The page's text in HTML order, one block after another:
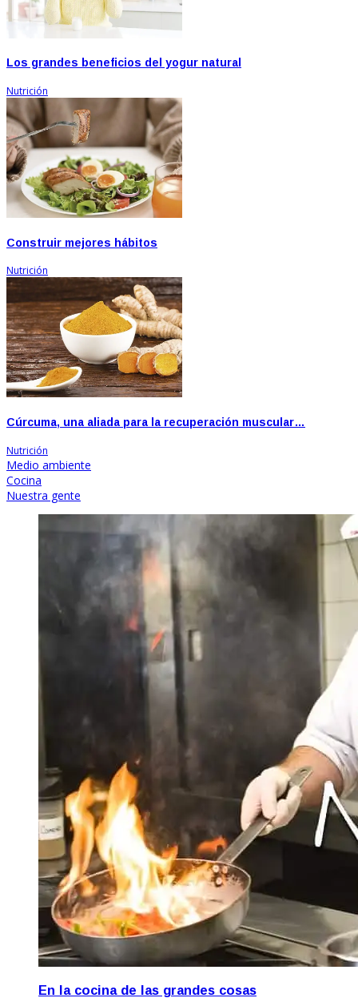
Los grandes beneficios del yogur natural
Nutrición
Construir mejores hábitos
Nutrición
Cúrcuma, una aliada para la recuperación muscular…
Nutrición
Medio ambiente
Cocina
Nuestra gente
En la cocina de las grandes cosas